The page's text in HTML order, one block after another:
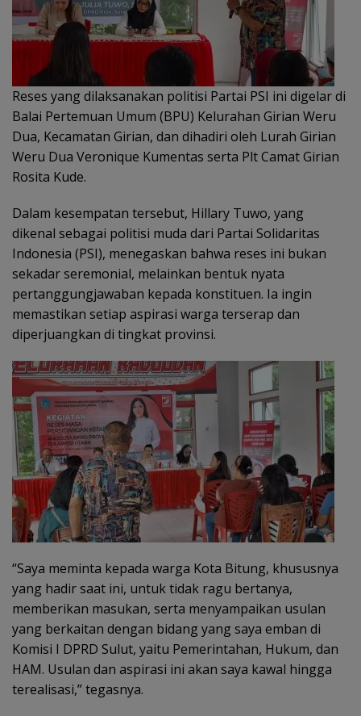
Reses yang dilaksanakan politisi Partai PSI ini digelar di
Balai Pertemuan Umum (BPU) Kelurahan Girian Weru
Dua, Kecamatan Girian, dan dihadiri oleh Lurah Girian
Weru Dua Veronique Kumentas serta Plt Camat Girian
Rosita Kude.
Dalam kesempatan tersebut, Hillary Tuwo, yang
dikenal sebagai politisi muda dari Partai Solidaritas
Indonesia (PSI), menegaskan bahwa reses ini bukan
sekadar seremonial, melainkan bentuk nyata
pertanggungjawaban kepada konstituen. Ia ingin
memastikan setiap aspirasi warga terserap dan
diperjuangkan di tingkat provinsi.
“Saya meminta kepada warga Kota Bitung, khususnya
yang hadir saat ini, untuk tidak ragu bertanya,
memberikan masukan, serta menyampaikan usulan
yang berkaitan dengan bidang yang saya emban di
Komisi I DPRD Sulut, yaitu Pemerintahan, Hukum, dan
HAM. Usulan dan aspirasi ini akan saya kawal hingga
terealisasi,” tegasnya.